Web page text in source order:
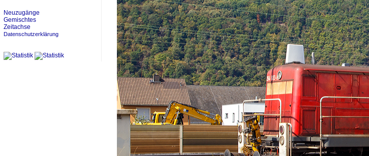
Neuzugänge
Gemischtes
Zeitachse
Datenschutzerklärung